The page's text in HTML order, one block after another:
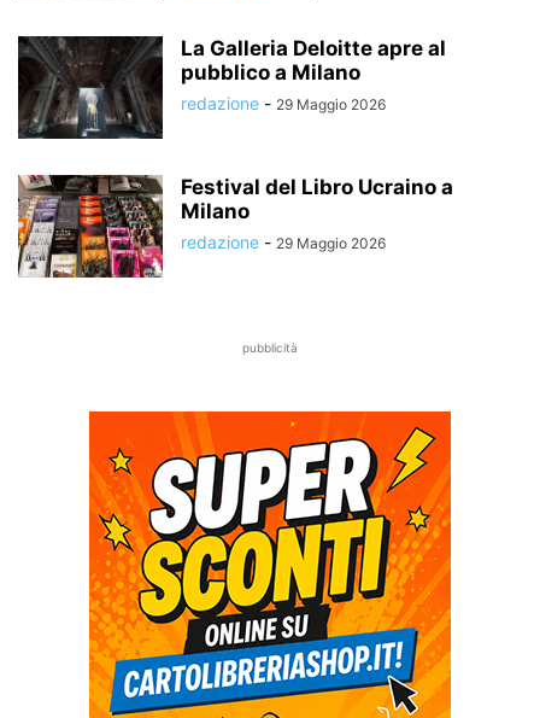
La Galleria Deloitte apre al
pubblico a Milano
redazione - 29 Maggio 2026
Festival del Libro Ucraino a
Milano
redazione - 29 Maggio 2026
pubblicità